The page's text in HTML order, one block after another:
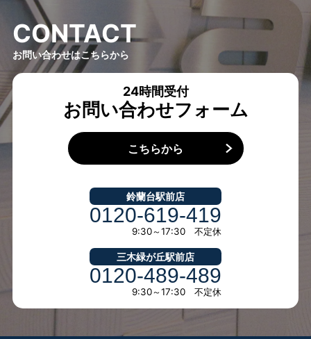
CONTACT
お問い合わせはこちらから
24時間受付
お問い合わせフォーム
こちらから
鈴蘭台駅前店
0120-619-419
9:30～17:30 不定休
三木緑が丘駅前店
0120-489-489
9:30～17:30 不定休